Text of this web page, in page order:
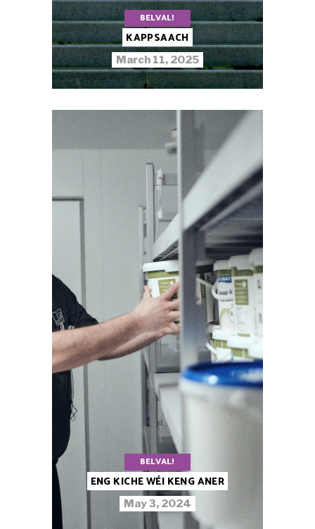
BELVAL!
KAPPSAACH
March 11, 2025
BELVAL!
ENG KICHE WÉI KENG ANER
May 3, 2024